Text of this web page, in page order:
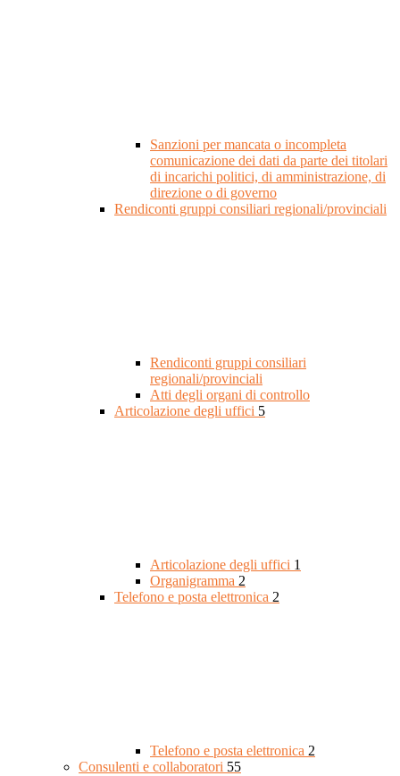
Sanzioni per mancata o incompleta
comunicazione dei dati da parte dei titolari
di incarichi politici, di amministrazione, di
direzione o di governo
Rendiconti gruppi consiliari regionali/provinciali
Rendiconti gruppi consiliari
regionali/provinciali
Atti degli organi di controllo
Articolazione degli uffici 5
Articolazione degli uffici 1
Organigramma 2
Telefono e posta elettronica 2
Telefono e posta elettronica 2
Consulenti e collaboratori 55